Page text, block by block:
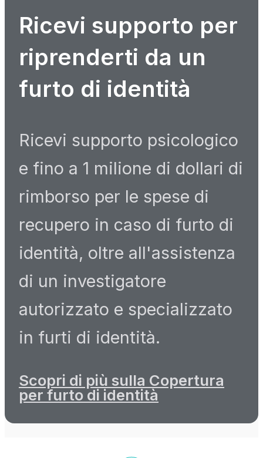
Ricevi supporto per
riprenderti da un
furto di identità
Ricevi supporto psicologico
e fino a 1 milione di dollari di
rimborso per le spese di
recupero in caso di furto di
identità, oltre all'assistenza
di un investigatore
autorizzato e specializzato
in furti di identità.
Scopri di più sulla Copertura
per furto di identità